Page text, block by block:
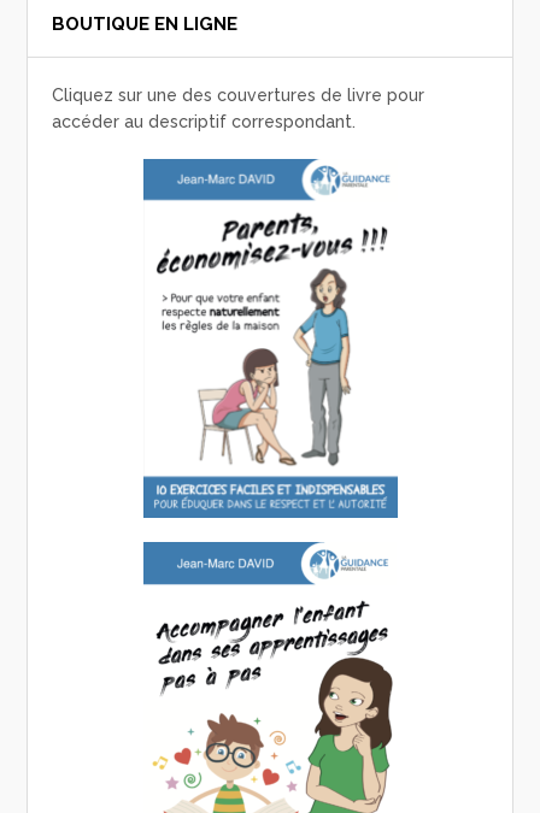
BOUTIQUE EN LIGNE
Cliquez sur une des couvertures de livre pour
accéder au descriptif correspondant.